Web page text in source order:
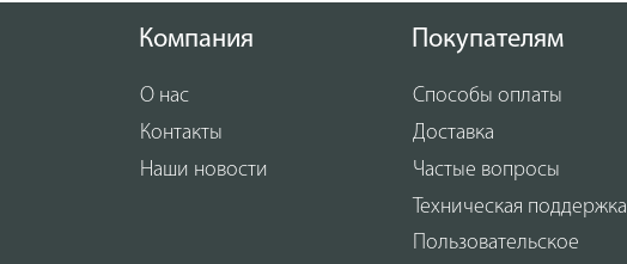
Компания
О нас
Контакты
Наши новости
Покупателям
Способы оплаты
Доставка
Частые вопросы
Техническая поддержка
Пользовательское